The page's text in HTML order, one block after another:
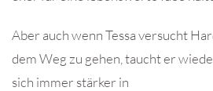
Aber auch wenn Tessa versucht
dem Weg zu gehen, taucht er
sich immer stärker in